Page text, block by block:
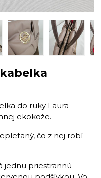
do ruky Laura
ekokože.
čo z nej robí
jednu priestrannú